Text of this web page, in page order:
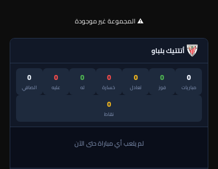
⚠️ المجموعة غير موجودة
أتلتيك بلباو
0
مباريات
0
فوز
0
تعادل
0
خسارة
0
له
0
عليه
0
الصافي
0
نقاط
لم يلعب أي مباراة حتى الآن